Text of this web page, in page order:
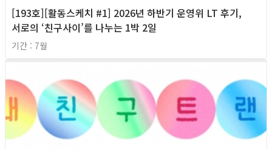
[193호][활동스케치 #1] 2026년 하반기 운영위 LT 후기,
서로의 ‘친구사이’를 나누는 1박 2일
기간 : 7월